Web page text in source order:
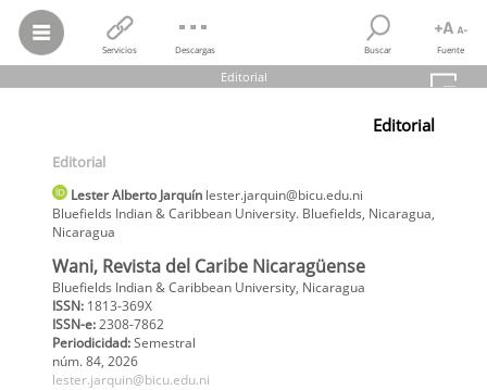
Servicios Descargas Buscar Fuente
Editorial
Editorial
Editorial
Lester Alberto Jarquín lester.jarquin@bicu.edu.ni
Bluefields Indian & Caribbean University. Bluefields, Nicaragua,
Nicaragua
Wani, Revista del Caribe Nicaragüense
Bluefields Indian & Caribbean University, Nicaragua
ISSN: 1813-369X
ISSN-e:2308-7862
Periodicidad:Semestral
núm. 84, 2026
lester.jarquin@bicu.edu.ni